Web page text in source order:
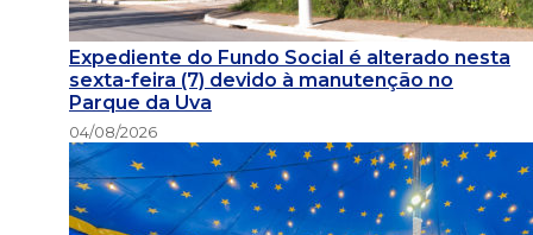
Expediente do Fundo Social é alterado nesta
sexta-feira (7) devido à manutenção no
Parque da Uva
04/08/2026